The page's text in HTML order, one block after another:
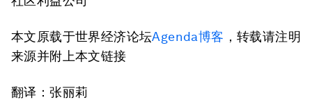
本文原载于世界经济论坛Agenda博客 ，转载请注明
来源并附上本文链接
翻译：张丽莉